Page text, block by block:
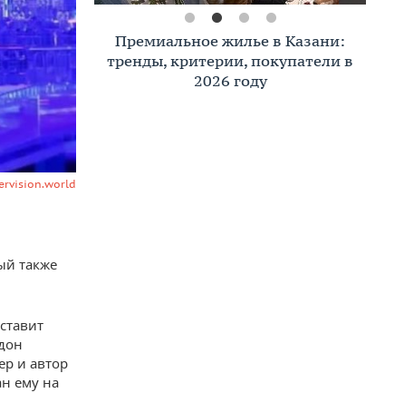
также
и автор
ему на
Премиальное жилье в Казани:
тренды, критерии, покупатели в
2026 году